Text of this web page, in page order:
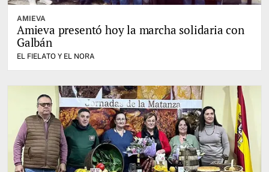
AMIEVA
Amieva presentó hoy la marcha solidaria con
Galbán
EL FIELATO Y EL NORA